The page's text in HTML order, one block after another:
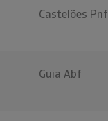
Castelões Pnf
Guia Abf